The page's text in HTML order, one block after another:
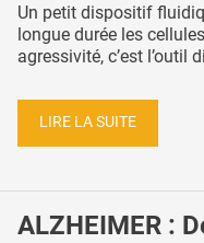
Un petit dispositif
longue durée les
agressivité, c’est l’outil
LIRE LA SUITE
ALZHEIMER :